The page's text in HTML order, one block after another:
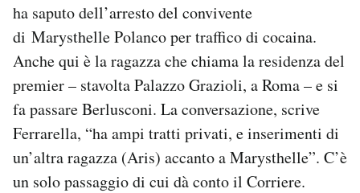
ha saputo dell’arresto del convivente
di Marysthelle Polanco per traffico di cocaina.
Anche qui è la ragazza che chiama la residenza del
premier – stavolta Palazzo Grazioli, a Roma – e si
fa passare Berlusconi. La conversazione, scrive
Ferrarella, “ha ampi tratti privati, e inserimenti di
un’altra ragazza (Aris) accanto a Marysthelle”. C’è
un solo passaggio di cui dà conto il Corriere.